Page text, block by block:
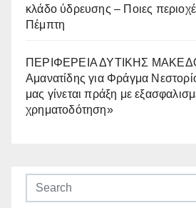
κλάδο ύδρευσης – Ποιες
Πέμπτη
ΠΕΡΙΦΕΡΕΙΑ ΔΥΤΙΚΗΣ
Αμανατίδης για Φράγμα
μας γίνεται πράξη με
χρηματοδότηση»